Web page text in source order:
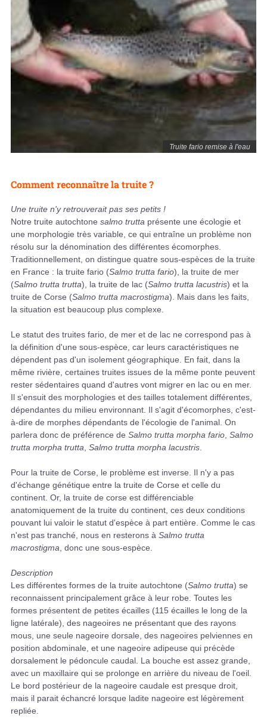
Truite fario remise à l'eau
Comment reconnaître la truite ?
Une truite n'y retrouverait pas ses petits !
Notre truite autochtone salmo trutta présente une écologie et
une morphologie très variable, ce qui entraîne un problème non
résolu sur la dénomination des différentes écomorphes.
Traditionnellement, on distingue quatre sous-espèces de la truite
en France : la truite fario (Salmo trutta fario), la truite de mer
(Salmo trutta trutta), la truite de lac (Salmo trutta lacustris) et la
truite de Corse (Salmo trutta macrostigma). Mais dans les faits,
la situation est beaucoup plus complexe.
Le statut des truites fario, de mer et de lac ne correspond pas à
la définition d'une sous-espèce, car leurs caractéristiques ne
dépendent pas d'un isolement géographique. En fait, dans la
même rivière, certaines truites issues de la même ponte peuvent
rester sédentaires quand d'autres vont migrer en lac ou en mer.
Il s'ensuit des morphologies et des tailles totalement différentes,
dépendantes du milieu environnant. Il s'agit d'écomorphes, c'est-
à-dire de morphes dépendants de l'écologie de l'animal. On
parlera donc de préférence de Salmo trutta morpha fario Salmo
trutta morpha trutta Salmo trutta morpha lacustris
Pour la truite de Corse, le problème est inverse. Il n'y a pas
d'échange génétique entre la truite de Corse et celle du
continent. Or, la truite de corse est différenciable
anatomiquement de la truite du continent, ces deux conditions
pouvant lui valoir le statut d'espèce à part entière. Comme le cas
n'est pas tranché, nous en resterons à Salmo trutta
macrostigma , donc une sous-espèce.
Description
Les différentes formes de la truite autochtone (Salmo trutta) se
reconnaissent principalement grâce à leur robe. Toutes les
formes présentent de petites écailles (115 écailles le long de la
ligne latérale), des nageoires ne présentant que des rayons
mous, une seule nageoire dorsale, des nageoires pelviennes en
position abdominale, et une nageoire adipeuse qui précède
dorsalement le pédoncule caudal. La bouche est assez grande,
avec un maxillaire qui se prolonge en arrière du niveau de l'oeil.
Le bord postérieur de la nageoire caudale est presque droit,
mais il parait échancré lorsque ladite nageoire est légèrement
repliée.